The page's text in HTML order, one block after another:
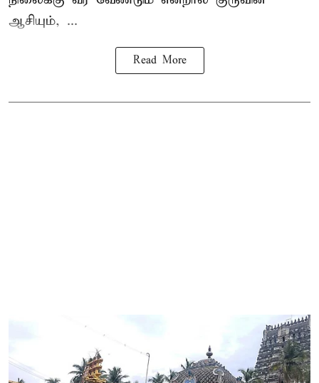
ஆசியும், ...
Read More